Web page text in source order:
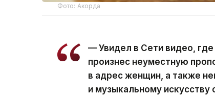
Фото: Акорда
— Увидел в Сети видео,
произнес неуместную
в адрес женщин, а также
и музыкальному